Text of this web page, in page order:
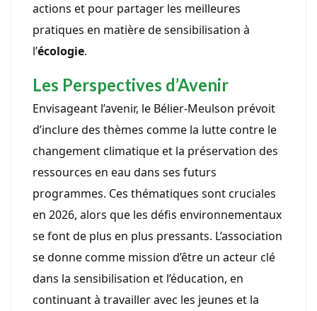
actions et pour partager les meilleures
pratiques en matière de sensibilisation à
l’écologie.
Les Perspectives d’Avenir
Envisageant l’avenir, le Bélier-Meulson prévoit
d’inclure des thèmes comme la lutte contre le
changement climatique et la préservation des
ressources en eau dans ses futurs
programmes. Ces thématiques sont cruciales
en 2026, alors que les défis environnementaux
se font de plus en plus pressants. L’association
se donne comme mission d’être un acteur clé
dans la sensibilisation et l’éducation, en
continuant à travailler avec les jeunes et la